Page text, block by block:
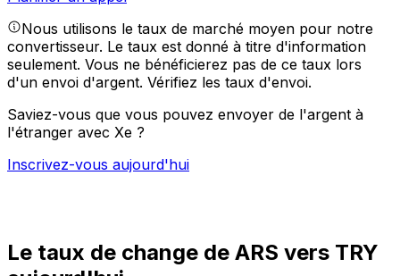
Nous utilisons le taux de marché moyen pour notre
convertisseur. Le taux est donné à titre d'information
seulement. Vous ne bénéficierez pas de ce taux lors
d'un envoi d'argent. Vérifiez les taux d'envoi.
Saviez-vous que vous pouvez envoyer de l'argent à
l'étranger avec Xe ?
Inscrivez-vous aujourd'hui
Le taux de change de ARS vers TRY